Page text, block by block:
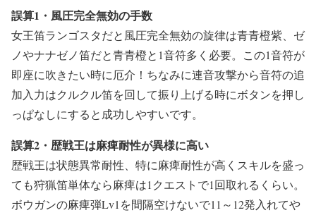
誤算1・風圧完全無効の手数
女王笛ランゴスタだと風圧完全無効の旋律は青青橙紫、ゼ
ノやナナゼノ笛だと青青橙と1音符多く必要。この1音符が
即座に吹きたい時に厄介！ちなみに連音攻撃から音符の追
加入力はクルクル笛を回して振り上げる時にボタンを押し
っぱなしにすると成功しやすいです。
誤算2・歴戦王は麻痺耐性が異様に高い
歴戦王は状態異常耐性、特に麻痺耐性が高くスキルを盛っ
ても狩猟笛単体なら麻痺は1クエストで1回取れるくらい。
ボウガンの麻痺弾Lv1を間隔空けないで11～12発入れてや